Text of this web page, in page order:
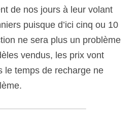
de nos jours à leur volant
puisque d’ici cinq ou 10
ne sera plus un problème
vendus, les prix vont
le temps de recharge ne